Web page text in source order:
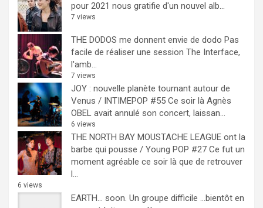
pour 2021 nous gratifie d'un nouvel alb...
7 views
THE DODOS me donnent envie de dodo Pas
facile de réaliser une session The Interface,
l'amb...
7 views
JOY : nouvelle planète tournant autour de
Venus / INTIMEPOP #55 Ce soir là Agnès
OBEL avait annulé son concert, laissan...
6 views
THE NORTH BAY MOUSTACHE LEAGUE ont la
barbe qui pousse / Young POP #27 Ce fut un
moment agréable ce soir là que de retrouver
l...
6 views
EARTH… soon. Un groupe difficile ...bientôt en